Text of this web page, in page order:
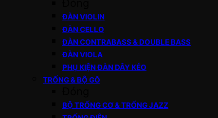
ĐÀN VIOLIN
ĐÀN CELLO
ĐÀN CONTRABASS & DOUBLE BASS
ĐÀN VIOLA
PHỤ KIỆN ĐÀN DÂY KÉO
TRỐNG & BỘ GÕ
BỘ TRỐNG CƠ & TRỐNG JAZZ